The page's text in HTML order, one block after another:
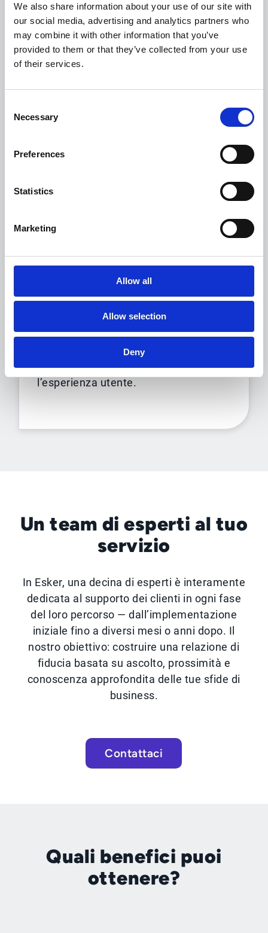
We also share information about your use of our site with
our social media, advertising and analytics partners who
may combine it with other information that you’ve
provided to them or that they’ve collected from your use
of their services.
Selection
Necessary
Preferences
Statistics
Marketing
Allow all
Allow selection
Deny
Indicatori chiave
Ti assistiamo nella definizione e nel
monitoraggio dei KPI per pilotare
l’utilizzo delle soluzioni e misurarne
Analizziamo i tuoi processi per
allineare le soluzioni Esker ai tuoi
strumenti e utilizzi, migliorando
l’esperienza utente.
Un team di esperti al tuo
servizio
In Esker, una decina di esperti è interamente
dedicata al supporto dei clienti in ogni fase
del loro percorso — dall’implementazione
iniziale fino a diversi mesi o anni dopo. Il
nostro obiettivo: costruire una relazione di
fiducia basata su ascolto, prossimità e
conoscenza approfondita delle tue sfide di
business.
Contattaci
Quali benefici puoi
ottenere?